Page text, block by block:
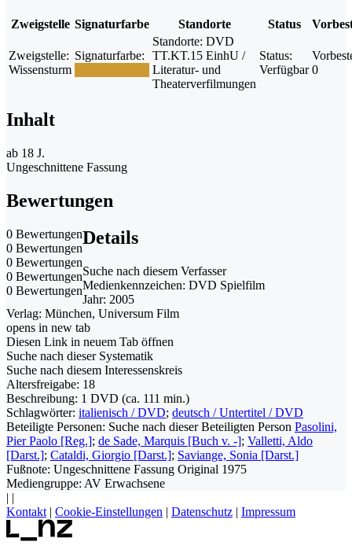
Zweigstelle Signaturfarbe Standorte Status
Zweigstelle:
Wissensturm
Signaturfarbe:
Standorte: DVD
TT.KT.15 EinhU /
Literatur- und
Theaterverfilmungen
Status:
Verfügbar 0
Inhalt
ab 18 J.
Ungeschnittene Fassung
Bewertungen
0 Bewertungen
0 Bewertungen
0 Bewertungen
0 Bewertungen
0 Bewertungen
Details
Suche nach diesem Verfasser
Medienkennzeichen: DVD Spielfilm
Jahr: 2005
Verlag: München, Universum Film
opens in new tab
Diesen Link in neuem Tab öffnen
Suche nach dieser Systematik
Suche nach diesem Interessenskreis
Altersfreigabe: 18
Beschreibung: 1 DVD (ca. 111 min.)
Schlagwörter: italienisch / DVD; deutsch / Untertitel / DVD
Beteiligte Personen: Suche nach dieser Beteiligten Person Pasolini,
Pier Paolo [Reg.]; de Sade, Marquis [Buch v. -]; Valletti, Aldo
[Darst.]; Cataldi, Giorgio [Darst.]; Saviange, Sonia [Darst.]
Fußnote: Ungeschnittene Fassung Original 1975
Mediengruppe: AV Erwachsene
| |
Kontakt | Cookie-Einstellungen | Datenschutz | Impressum